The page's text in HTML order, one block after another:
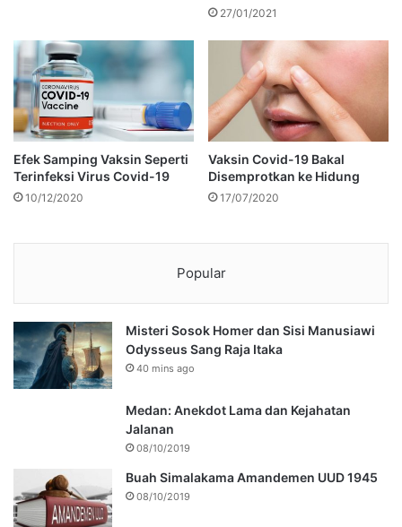
27/01/2021
Efek Samping Vaksin Seperti
Terinfeksi Virus Covid-19
10/12/2020
Vaksin Covid-19 Bakal
Disemprotkan ke Hidung
17/07/2020
Popular
Misteri Sosok Homer dan Sisi Manusiawi
Odysseus Sang Raja Itaka
40 mins ago
Medan: Anekdot Lama dan Kejahatan
Jalanan
08/10/2019
Buah Simalakama Amandemen UUD 1945
08/10/2019